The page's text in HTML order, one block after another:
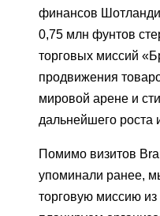
финансов
0,75 млн фунтов
торговых миссий
продвижения
мировой арене и
дальнейшего роста
Помимо визитов
упоминали ранее,
торговую миссию